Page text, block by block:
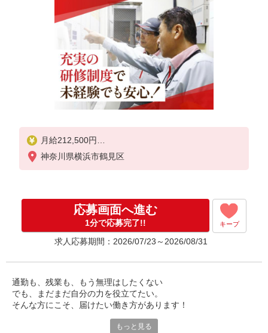
月給212,500円
交通費規定支給 ※支給には当社規定あり
世間一般の経済状況や雇用環境等による募集時基本
神奈川県横浜市鶴見区
応募画面へ進む
1分で応募完了!! キープ
求人応募期間：2026/07/23～2026/08/31
通勤も、残業も、もう無理はしたくない
でも、まだまだ自分の力を役立てたい。
そんな方にこそ、届けたい働き方があります！
大和ハウスグループが運営する、マンション管理のお仕事です。
もっと見る